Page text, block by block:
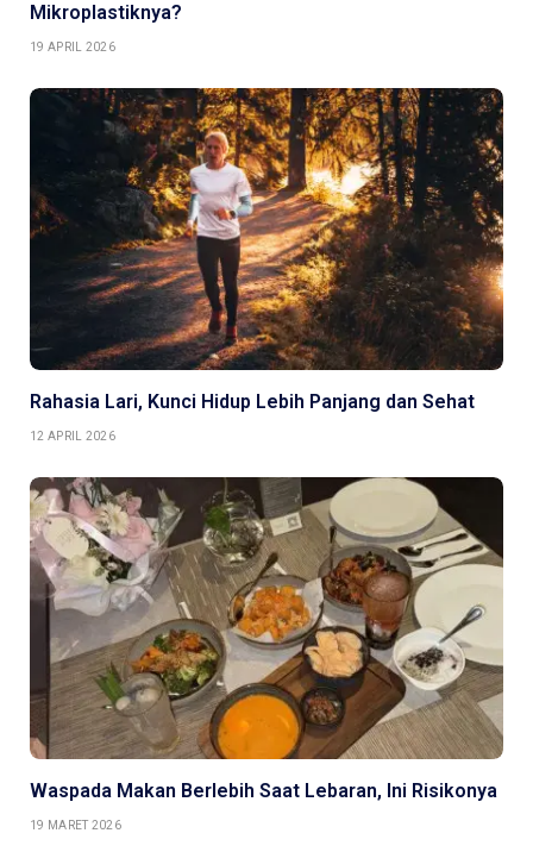
Mikroplastiknya?
19 APRIL 2026
Rahasia Lari, Kunci Hidup Lebih Panjang dan Sehat
12 APRIL 2026
Waspada Makan Berlebih Saat Lebaran, Ini Risikonya
19 MARET 2026